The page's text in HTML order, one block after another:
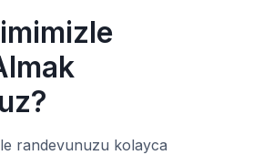
randevunuzu kolayca